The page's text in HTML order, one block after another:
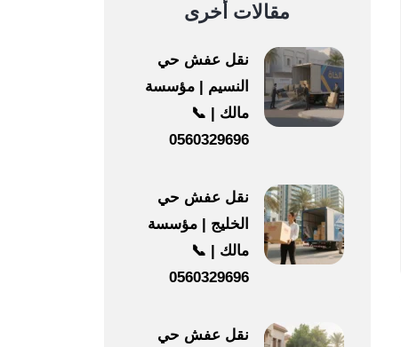
مقالات أخرى
نقل عفش حي
النسيم | مؤسسة
مالك | 📞
0560329696
نقل عفش حي
الخليج | مؤسسة
مالك | 📞
0560329696
نقل عفش حي